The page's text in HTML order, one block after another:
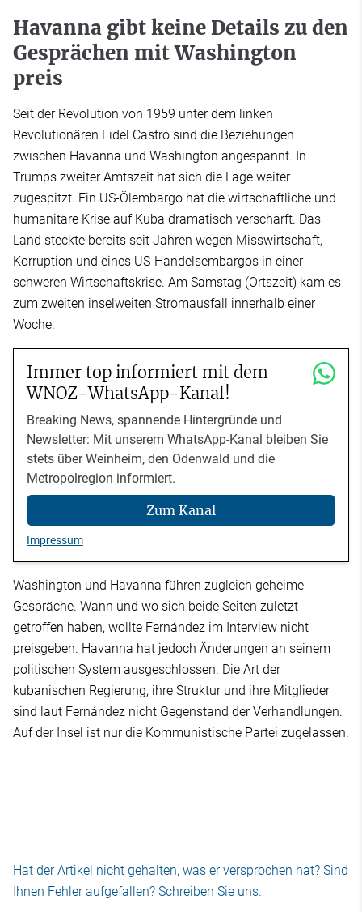
Havanna gibt keine Details zu den
Gesprächen mit Washington
preis
Seit der Revolution von 1959 unter dem linken
Revolutionären Fidel Castro sind die Beziehungen
zwischen Havanna und Washington angespannt. In
Trumps zweiter Amtszeit hat sich die Lage weiter
zugespitzt. Ein US-Ölembargo hat die wirtschaftliche und
humanitäre Krise auf Kuba dramatisch verschärft. Das
Land steckte bereits seit Jahren wegen Misswirtschaft,
Korruption und eines US-Handelsembargos in einer
schweren Wirtschaftskrise. Am Samstag (Ortszeit) kam es
zum zweiten inselweiten Stromausfall innerhalb einer
Woche.
Immer top informiert mit dem
WNOZ-WhatsApp-Kanal!
Breaking News, spannende Hintergründe und
Newsletter: Mit unserem WhatsApp-Kanal bleiben Sie
stets über Weinheim, den Odenwald und die
Metropolregion informiert.
Zum Kanal
Impressum
Washington und Havanna führen zugleich geheime
Gespräche. Wann und wo sich beide Seiten zuletzt
getroffen haben, wollte Fernández im Interview nicht
preisgeben. Havanna hat jedoch Änderungen an seinem
politischen System ausgeschlossen. Die Art der
kubanischen Regierung, ihre Struktur und ihre Mitglieder
sind laut Fernández nicht Gegenstand der Verhandlungen.
Auf der Insel ist nur die Kommunistische Partei zugelassen.
Hat der Artikel nicht gehalten, was er versprochen hat? Sind
Ihnen Fehler aufgefallen? Schreiben Sie uns.